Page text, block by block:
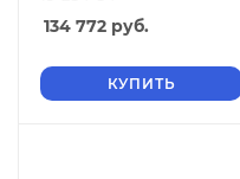
134 772 руб.
КУПИТЬ